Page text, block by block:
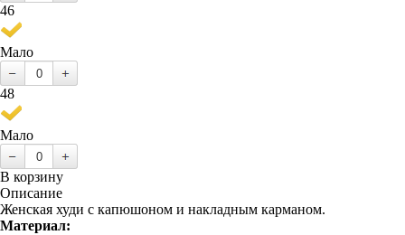
46
Мало
48
Мало
В корзину
Описание
Женская худи с капюшоном и накладным карманом.
Материал: